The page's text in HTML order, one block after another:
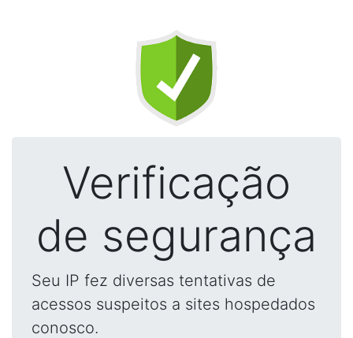
Verificação
de segurança
Seu IP fez diversas tentativas de
acessos suspeitos a sites hospedados
conosco.